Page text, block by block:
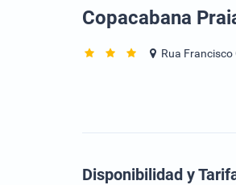
Copacabana
Rua
Disponibilidad y